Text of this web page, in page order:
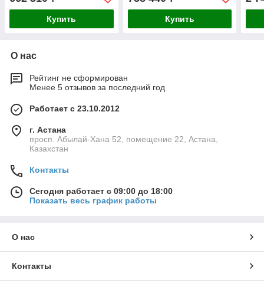
Купить Купить
О нас
Рейтинг не сформирован
Менее 5 отзывов за последний год
Работает с 23.10.2012
г. Астана
просп. Абылай-Хана 52, помещение 22, Астана,
Казахстан
Контакты
Сегодня работает с 09:00 до 18:00
Показать весь график работы
О нас
Контакты